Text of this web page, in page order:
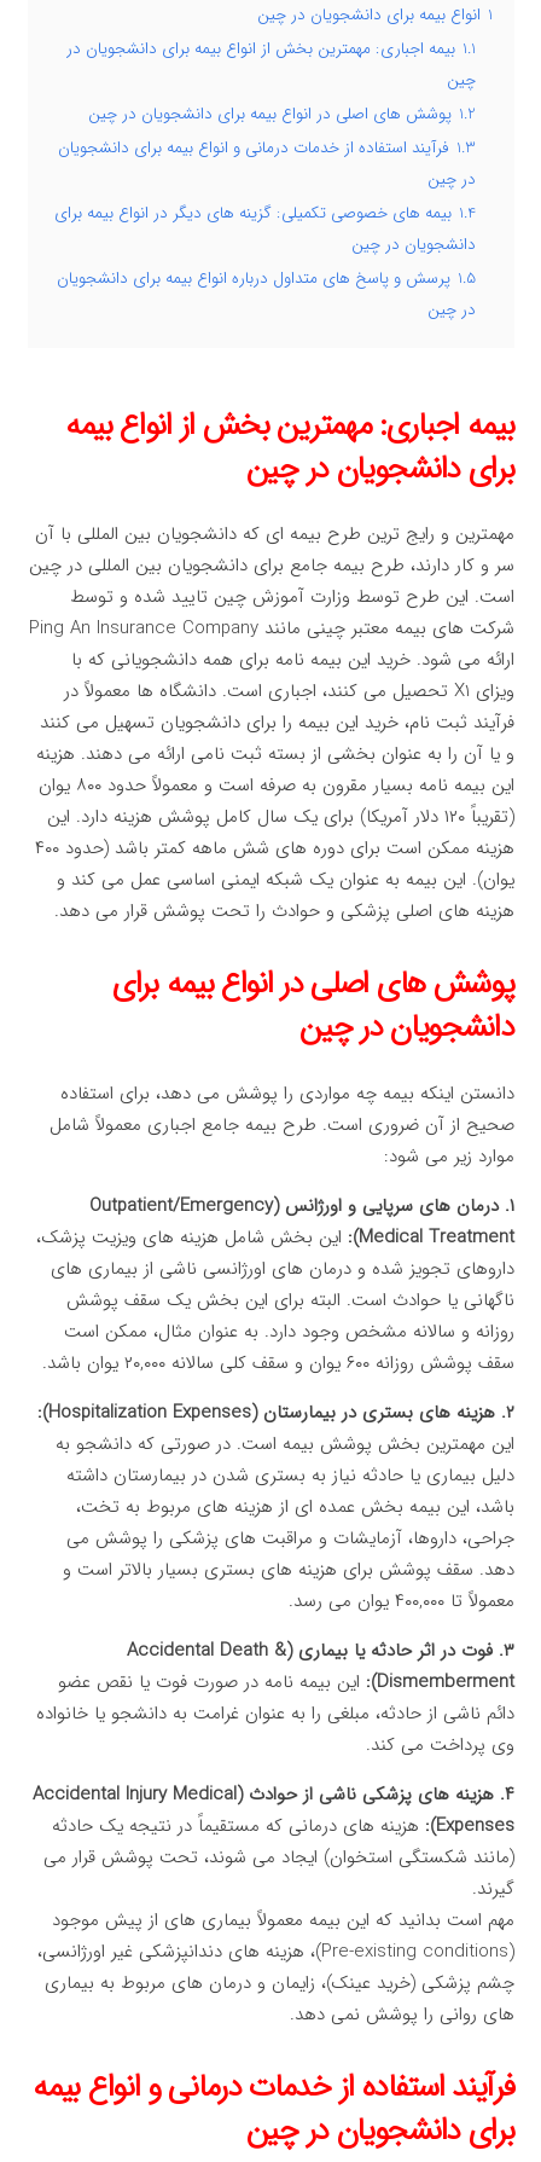
1 انواع بیمه برای دانشجویان در چین
1.1 بیمه اجباری: مهمترین بخش از انواع بیمه برای دانشجویان در
چین
1.2 پوشش های اصلی در انواع بیمه برای دانشجویان در چین
1.3 فرآیند استفاده از خدمات درمانی و انواع بیمه برای دانشجویان
در چین
1.4 بیمه های خصوصی تکمیلی: گزینه های دیگر در انواع بیمه برای
دانشجویان در چین
1.5 پرسش و پاسخ های متداول درباره انواع بیمه برای دانشجویان
در چین
بیمه اجباری: مهمترین بخش از انواع بیمه
برای دانشجویان در چین
مهمترین و رایج ترین طرح بیمه ای که دانشجویان بین المللی با آن
سر و کار دارند، طرح بیمه جامع برای دانشجویان بین المللی در چین
است. این طرح توسط وزارت آموزش چین تایید شده و توسط
شرکت های بیمه معتبر چینی مانند Ping An Insurance Company
ارائه می شود. خرید این بیمه نامه برای همه دانشجویانی که با
ویزای X1 تحصیل می کنند، اجباری است. دانشگاه ها معمولاً در
فرآیند ثبت نام، خرید این بیمه را برای دانشجویان تسهیل می کنند
و یا آن را به عنوان بخشی از بسته ثبت نامی ارائه می دهند. هزینه
این بیمه نامه بسیار مقرون به صرفه است و معمولاً حدود ۸۰۰ یوان
(تقریباً ۱۲۰ دلار آمریکا) برای یک سال کامل پوشش هزینه دارد. این
هزینه ممکن است برای دوره های شش ماهه کمتر باشد (حدود ۴۰۰
یوان). این بیمه به عنوان یک شبکه ایمنی اساسی عمل می کند و
هزینه های اصلی پزشکی و حوادث را تحت پوشش قرار می دهد.
پوشش های اصلی در انواع بیمه برای
دانشجویان در چین
دانستن اینکه بیمه چه مواردی را پوشش می دهد، برای استفاده
صحیح از آن ضروری است. طرح بیمه جامع اجباری معمولاً شامل
موارد زیر می شود:
۱. درمان های سرپایی و اورژانس (Outpatient/Emergency
Medical Treatment):
این بخش شامل هزینه های ویزیت پزشک،
داروهای تجویز شده و درمان های اورژانسی ناشی از بیماری های
ناگهانی یا حوادث است. البته برای این بخش یک سقف پوشش
روزانه و سالانه مشخص وجود دارد. به عنوان مثال، ممکن است
سقف پوشش روزانه ۶۰۰ یوان و سقف کلی سالانه ۲۰,۰۰۰ یوان باشد.
۲. هزینه های بستری در بیمارستان (Hospitalization Expenses):
این مهمترین بخش پوشش بیمه است. در صورتی که دانشجو به
دلیل بیماری یا حادثه نیاز به بستری شدن در بیمارستان داشته
باشد، این بیمه بخش عمده ای از هزینه های مربوط به تخت،
جراحی، داروها، آزمایشات و مراقبت های پزشکی را پوشش می
دهد. سقف پوشش برای هزینه های بستری بسیار بالاتر است و
معمولاً تا ۴۰۰,۰۰۰ یوان می رسد.
۳. فوت در اثر حادثه یا بیماری (Accidental Death &
Dismemberment):
این بیمه نامه در صورت فوت یا نقص عضو
دائم ناشی از حادثه، مبلغی را به عنوان غرامت به دانشجو یا خانواده
وی پرداخت می کند.
۴. هزینه های پزشکی ناشی از حوادث (Accidental Injury Medical
Expenses):
هزینه های درمانی که مستقیماً در نتیجه یک حادثه
(مانند شکستگی استخوان) ایجاد می شوند، تحت پوشش قرار می
گیرند.
مهم است بدانید که این بیمه معمولاً بیماری های از پیش موجود
(Pre-existing conditions)، هزینه های دندانپزشکی غیر اورژانسی،
چشم پزشکی (خرید عینک)، زایمان و درمان های مربوط به بیماری
های روانی را پوشش نمی دهد.
فرآیند استفاده از خدمات درمانی و انواع بیمه
برای دانشجویان در چین